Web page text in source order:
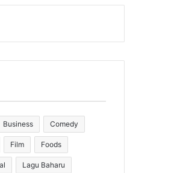
Business Comedy
Film Foods
Lagu Baharu